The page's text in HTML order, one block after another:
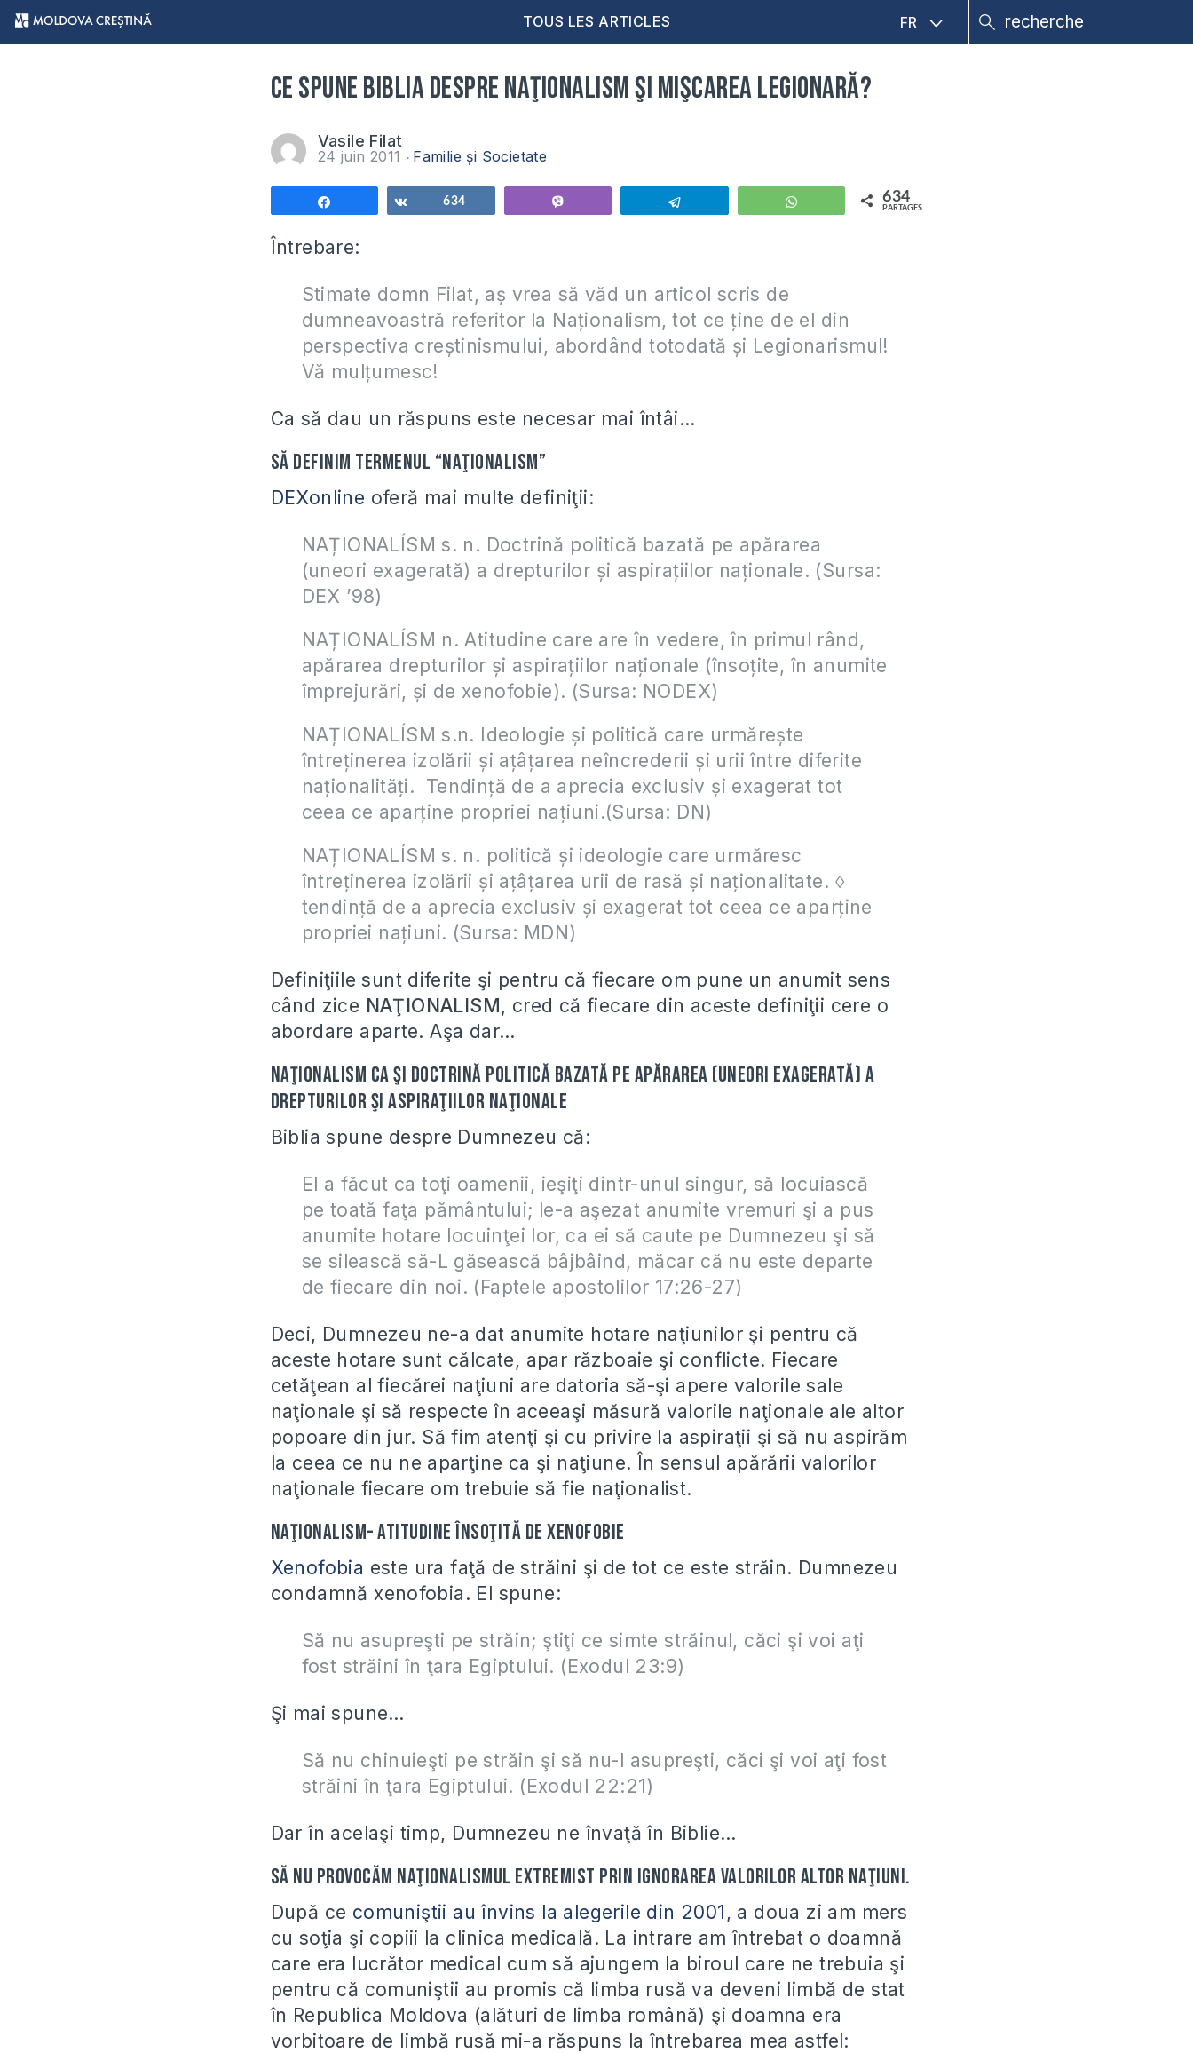
TOUS LES ARTICLES FR
Ce spune Biblia despre naţionalism şi mişcarea legionară?
Vasile Filat
24 juin 2011 Familie și Societate
Partagez
634 WhatsApp 634
PARTAGES
Întrebare:
Stimate domn Filat, aș vrea să văd un articol scris de
dumneavoastră referitor la Naționalism, tot ce ține de el din
perspectiva creștinismului, abordând totodată și Legionarismul!
Vă mulțumesc!
Ca să dau un răspuns este necesar mai întâi…
Să definim termenul “naţionalism”
DEXonline oferă mai multe definiţii:
NAȚIONALÍSM s. n. Doctrină politică bazată pe apărarea
(uneori exagerată) a drepturilor și aspirațiilor naționale. (Sursa:
DEX ’98)
NAȚIONALÍSM n. Atitudine care are în vedere, în primul rând,
apărarea drepturilor și aspirațiilor naționale (însoțite, în anumite
împrejurări, și de xenofobie). (Sursa: NODEX)
NAȚIONALÍSM s.n. Ideologie și politică care urmărește
întreținerea izolării și ațâțarea neîncrederii și urii între diferite
naționalități. Tendință de a aprecia exclusiv și exagerat tot
ceea ce aparține propriei națiuni.(Sursa: DN)
NAȚIONALÍSM s. n. politică și ideologie care urmăresc
întreținerea izolării și ațâțarea urii de rasă și naționalitate. ◊
tendință de a aprecia exclusiv și exagerat tot ceea ce aparține
propriei națiuni. (Sursa: MDN)
Definiţiile sunt diferite şi pentru că fiecare om pune un anumit sens
când zice NAŢIONALISM, cred că fiecare din aceste definiţii cere o
abordare aparte. Aşa dar…
Naţionalism ca şi doctrină politică bazată pe apărarea (uneori exagerată) a
drepturilor şi aspiraţiilor naţionale
Biblia spune despre Dumnezeu că:
El a făcut ca toţi oamenii, ieşiţi dintr-unul singur, să locuiască
pe toată faţa pământului; le-a aşezat anumite vremuri şi a pus
anumite hotare locuinţei lor, ca ei să caute pe Dumnezeu şi să
se silească să-L găsească bâjbâind, măcar că nu este departe
de fiecare din noi. (Faptele apostolilor 17:26-27)
Deci, Dumnezeu ne-a dat anumite hotare naţiunilor şi pentru că
aceste hotare sunt călcate, apar războaie şi conflicte. Fiecare
cetăţean al fiecărei naţiuni are datoria să-şi apere valorile sale
naţionale şi să respecte în aceeaşi măsură valorile naţionale ale altor
popoare din jur. Să fim atenţi şi cu privire la aspiraţii şi să nu aspirăm
la ceea ce nu ne aparţine ca şi naţiune. În sensul apărării valorilor
naţionale fiecare om trebuie să fie naţionalist.
Naţionalism– atitudine însoţită de xenofobie
Xenofobia este ura faţă de străini şi de tot ce este străin. Dumnezeu
condamnă xenofobia. El spune:
Să nu asupreşti pe străin; ştiţi ce simte străinul, căci şi voi aţi
fost străini în ţara Egiptului. (Exodul 23:9)
Şi mai spune…
Să nu chinuieşti pe străin şi să nu-l asupreşti, căci şi voi aţi fost
străini în ţara Egiptului. (Exodul 22:21)
Dar în acelaşi timp, Dumnezeu ne învaţă în Biblie…
Să nu provocăm naţionalismul extremist prin ignorarea valorilor altor naţiuni.
După ce comuniştii au învins la alegerile din 2001 , a doua zi am mers
cu soţia şi copiii la clinica medicală. La intrare am întrebat o doamnă
care era lucrător medical cum să ajungem la biroul care ne trebuia şi
pentru că comuniştii au promis că limba rusă va deveni limbă de stat
în Republica Moldova (alături de limba română) şi doamna era
vorbitoare de limbă rusă mi-a răspuns la întrebarea mea astfel: